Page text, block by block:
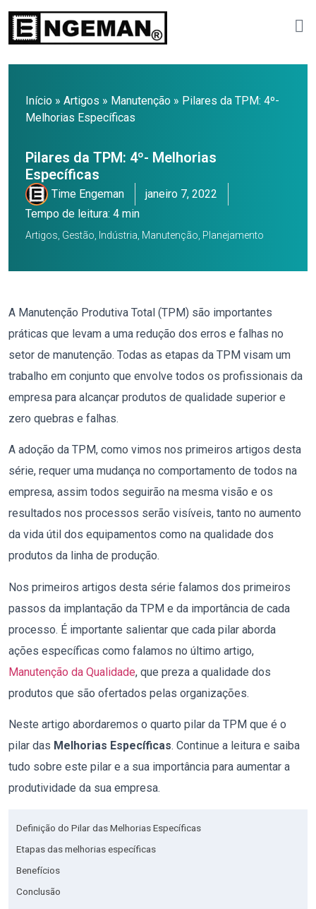
Início » Artigos » Manutenção » Pilares da TPM: 4º-
Melhorias Específicas
Pilares da TPM: 4º- Melhorias
Específicas
Time Engeman
janeiro 7, 2022
Tempo de leitura: 4 min
Artigos Gestão Indústria Manutenção Planejamento
A Manutenção Produtiva Total (TPM) são importantes
práticas que levam a uma redução dos erros e falhas no
setor de manutenção. Todas as etapas da TPM visam um
trabalho em conjunto que envolve todos os profissionais da
empresa para alcançar produtos de qualidade superior e
zero quebras e falhas.
A adoção da TPM, como vimos nos primeiros artigos desta
série, requer uma mudança no comportamento de todos na
empresa, assim todos seguirão na mesma visão e os
resultados nos processos serão visíveis, tanto no aumento
da vida útil dos equipamentos como na qualidade dos
produtos da linha de produção.
Nos primeiros artigos desta série falamos dos primeiros
passos da implantação da TPM e da importância de cada
processo. É importante salientar que cada pilar aborda
ações específicas como falamos no último artigo,
Manutenção da Qualidade, que preza a qualidade dos
produtos que são ofertados pelas organizações.
Neste artigo abordaremos o quarto pilar da TPM que é o
pilar das Melhorias Específicas. Continue a leitura e saiba
tudo sobre este pilar e a sua importância para aumentar a
produtividade da sua empresa.
Definição do Pilar das Melhorias Específicas
Etapas das melhorias específicas
Benefícios
Conclusão